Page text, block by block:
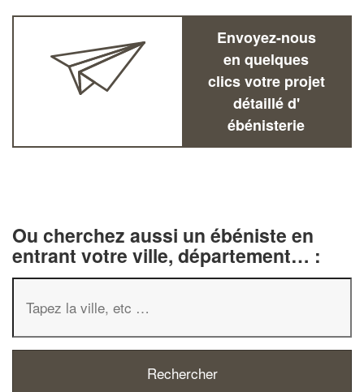
Envoyez-nous
en quelques
clics votre projet
détaillé d'
ébénisterie
Ou cherchez aussi un ébéniste en
entrant votre ville, département… :